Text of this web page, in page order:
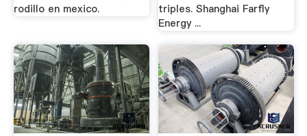
rodillo en mexico.
triples. Shanghai Farfly
Energy ...